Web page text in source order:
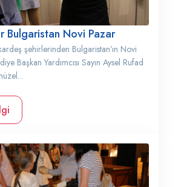
Bulgaristan Novi Pazar
şehirlerinden Bulgaristan’ın Novi
Başkan Yardımcısı Sayın Aysel Rufad